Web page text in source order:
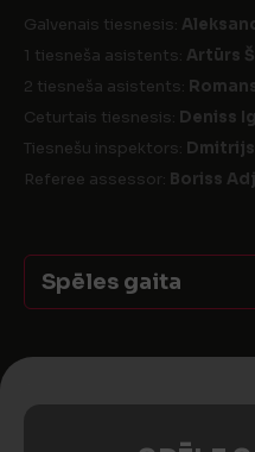
Galvenais tiesnesis:
1 tiesneša asistents: Artūrs
2 tiesneša asistents:
Ceturtais tiesnesis: Deniss
Tiesnešu inspektors:
Referee assessor: Boriss
Spēles gaita